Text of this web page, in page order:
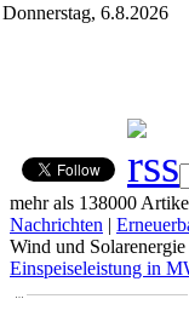
Donnerstag, 6.8.2026
mehr als 138000
Nachrichten |
Wind und Solarenergie
Einspeiseleistung in
…